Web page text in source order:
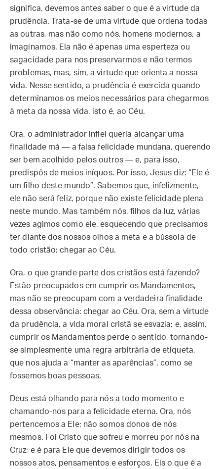
significa, devemos antes saber o que é a virtude da
prudência. Trata-se de uma virtude que ordena todas
as outras, mas não como nós, homens modernos, a
imaginamos. Ela não é apenas uma esperteza ou
sagacidade para nos preservarmos e não termos
problemas, mas, sim, a virtude que orienta a nossa
vida. Nesse sentido, a prudência é exercida quando
determinamos os meios necessários para chegarmos
à meta da nossa vida, isto é, ao Céu.
Ora, o administrador infiel queria alcançar uma
finalidade má — a falsa felicidade mundana, querendo
ser bem acolhido pelos outros — e, para isso,
predispôs de meios iníquos. Por isso, Jesus diz: “Ele é
um filho deste mundo”. Sabemos que, infelizmente,
ele não será feliz, porque não existe felicidade plena
neste mundo. Mas também nós, filhos da luz, várias
vezes agimos como ele, esquecendo que precisamos
ter diante dos nossos olhos a meta e a bússola de
todo cristão: chegar ao Céu.
Ora, o que grande parte dos cristãos está fazendo?
Estão preocupados em cumprir os Mandamentos,
mas não se preocupam com a verdadeira finalidade
dessa observância: chegar ao Céu. Ora, sem a virtude
da prudência, a vida moral cristã se esvazia; e, assim,
cumprir os Mandamentos perde o sentido, tornando-
se simplesmente uma regra arbitrária de etiqueta,
que nos ajuda a “manter as aparências”, como se
fossemos boas pessoas.
Deus está olhando para nós a todo momento e
chamando-nos para a felicidade eterna. Ora, nós
pertencemos a Ele; não somos donos de nós
mesmos. Foi Cristo que sofreu e morreu por nós na
Cruz; e é para Ele que devemos dirigir todos os
nossos atos, pensamentos e esforços. Eis o que é a